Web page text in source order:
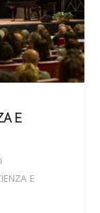
E
E